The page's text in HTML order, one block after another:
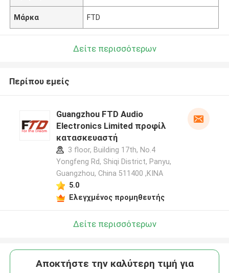
Μάρκα FTD
Δείτε περισσότερων
Περίπου εμείς
Guangzhou FTD Audio
Electronics Limited προφίλ
κατασκευαστή
3 floor, Building 17th, No.4
Yongfeng Rd, Shiqi District, Panyu,
Guangzhou, China 511400 ,ΚΙΝΑ
5.0
Ελεγχμένος προμηθευτής
Δείτε περισσότερων
Αποκτήστε την καλύτερη τιμή για